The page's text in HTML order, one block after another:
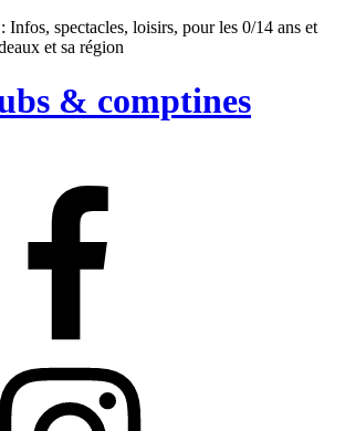
spectacles, loisirs, pour les 0/14 ans et
et sa région